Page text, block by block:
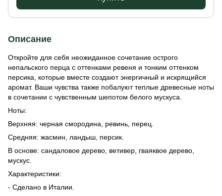
Описание
Откройте для себя неожиданное сочетание острого
непальского перца с оттенками ревеня и тонким оттенком
персика, которые вместе создают энергичный и искрящийся
аромат. Ваши чувства также побалуют теплые древесные ноты
в сочетании с чувственным шепотом белого мускуса.
Ноты:
Верхняя: черная смородина, ревинь, перец.
Средняя: жасмин, ландыш, персик.
В основе: сандаловое дерево, ветивер, гваяквое дерево,
мускус.
Характеристики:
- Сделано в Италии.